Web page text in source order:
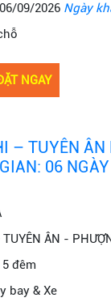
06/09/2026 Ngày
– TUYÊN ÂN
06
ÂN -
đêm
bay & Xe